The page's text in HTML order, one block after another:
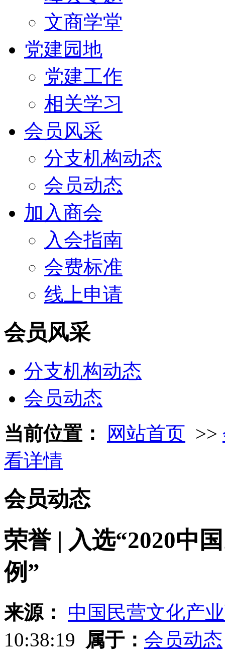
文商学堂
党建园地
党建工作
相关学习
会员风采
分支机构动态
会员动态
加入商会
入会指南
会费标准
线上申请
会员风采
分支机构动态
会员动态
当前位置：
网站首页 >>
看详情
会员动态
荣誉 | 入选“2020中
例”
来源：
中国民营文化产
10:38:19
属于： 会员动态